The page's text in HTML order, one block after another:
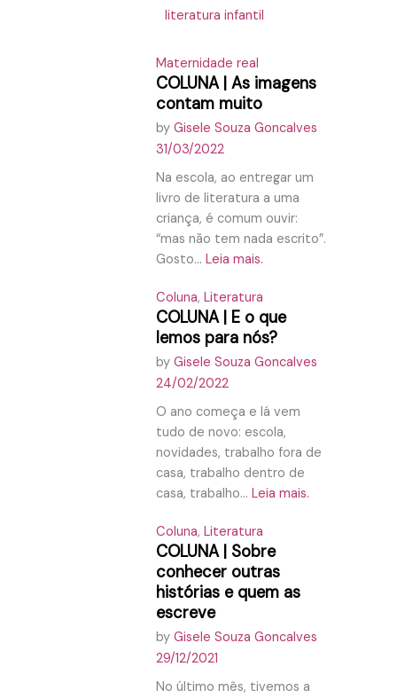
literatura infantil
Maternidade real
COLUNA | As imagens
contam muito
by Gisele Souza Goncalves
31/03/2022
Na escola, ao entregar um
livro de literatura a uma
criança, é comum ouvir:
“mas não tem nada escrito”.
Gosto... Leia mais.
Coluna, Literatura
COLUNA | E o que
lemos para nós?
by Gisele Souza Goncalves
24/02/2022
O ano começa e lá vem
tudo de novo: escola,
novidades, trabalho fora de
casa, trabalho dentro de
casa, trabalho... Leia mais.
Coluna, Literatura
COLUNA | Sobre
conhecer outras
histórias e quem as
escreve
by Gisele Souza Goncalves
29/12/2021
No último mês, tivemos a